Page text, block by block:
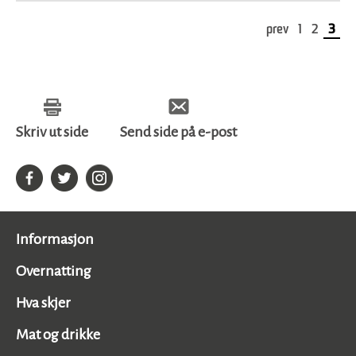
Passer
prev 1 2 3
Skriv ut side Send side på e-post
Informasjon
Overnatting
Hva skjer
Mat og drikke